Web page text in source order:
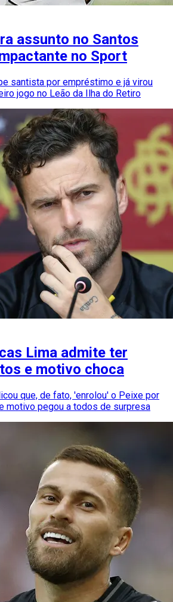
assunto no Santos
no Sport
santista por empréstimo e já virou
jogo no Leão da Ilha do Retiro
Lima admite ter
e motivo choca
que, de fato, 'enrolou' o Peixe por
motivo pegou a todos de surpresa